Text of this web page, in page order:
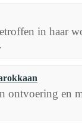
in haar
ontvoering